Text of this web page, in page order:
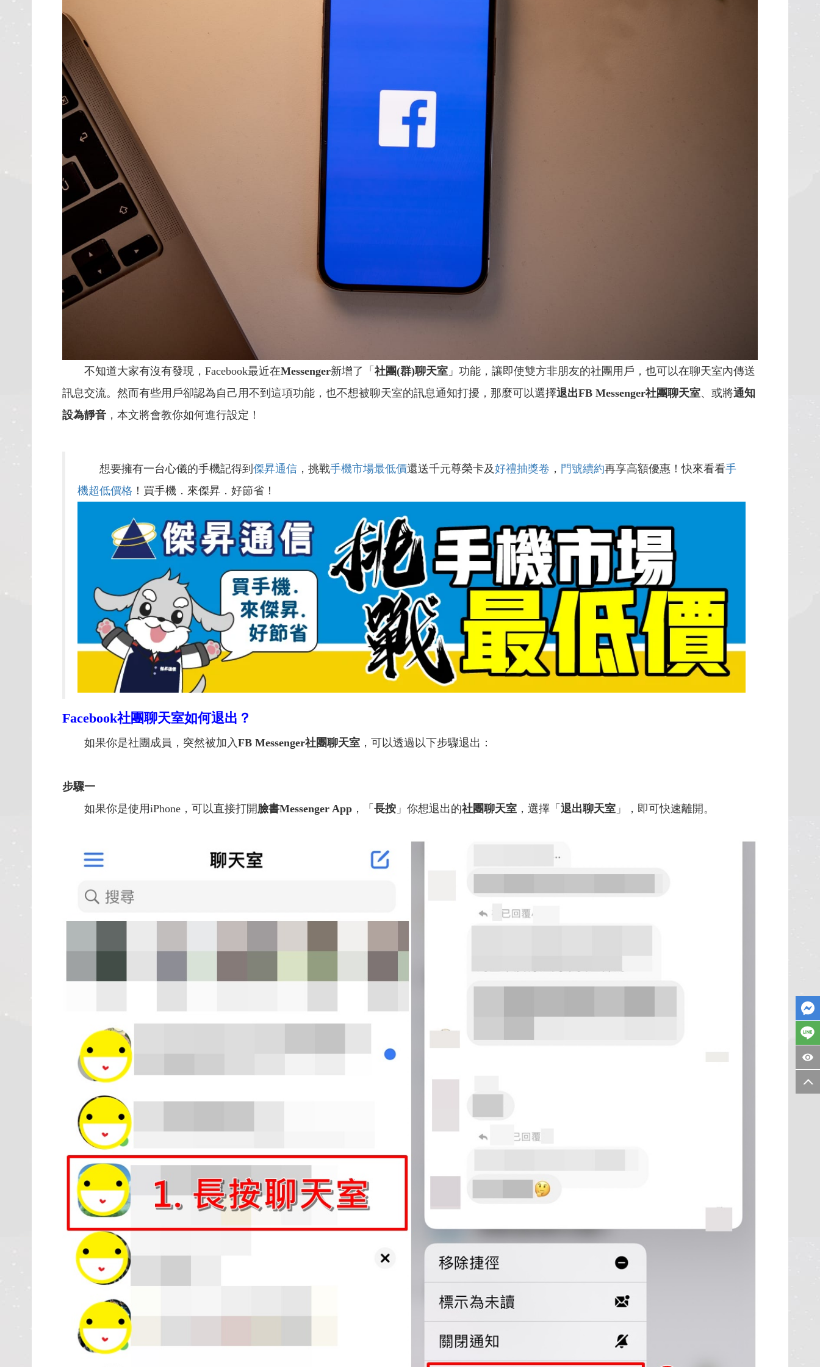
不知道大家有沒有發現，Facebook最近在Messenger新增了「 社團(群)聊天室 」功能，讓即使雙方非朋友的社團用戶，也可以在聊天室內傳送
訊息交流。然而有些用戶卻認為自己用不到這項功能，也不想被聊天室的訊息通知打擾，那麼可以選擇退出FB Messenger社團聊天室、或將通知
設為靜音 ，本文將會教你如何進行設定！
想要擁有一台心儀的手機記得到 傑昇通信 ，挑戰手機市場最低價還送千元尊榮卡及好禮抽獎卷 ， 門號續約再享高額優惠！快來看看手
機超低價格 ！買手機．來傑昇．好節省！
Facebook社團聊天室如何退出？
如果你是社團成員，突然被加入FB Messenger社團聊天室 ，可以透過以下步驟退出：
步驟一
如果你是使用iPhone，可以直接打開臉書Messenger App ，「 長按 」你想退出的社團聊天室 ，選擇「 退出聊天室 」，即可快速離開。